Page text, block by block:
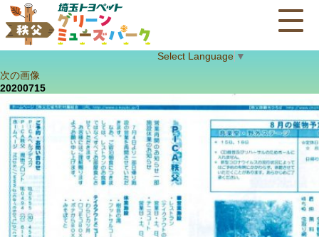
Select Language ▼
次の画像
20200715